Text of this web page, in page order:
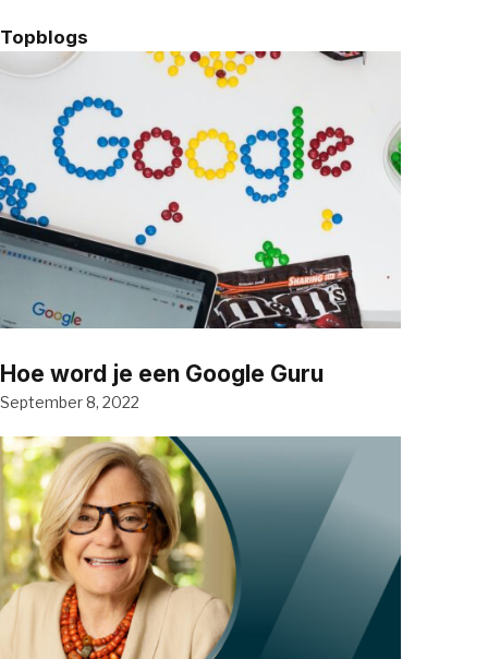
Topblogs
Hoe word je een Google Guru
September 8, 2022